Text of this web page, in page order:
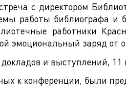
с директором
работы библиографа и
работники
эмоциональный заряд
и выступлений,
к конференции, были